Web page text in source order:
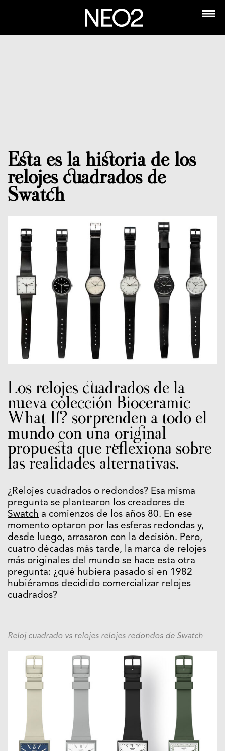
Esta es la historia de los
relojes cuadrados de
Swatch
Los relojes cuadrados de la
nueva colección Bioceramic
What If? sorprenden a todo el
mundo con una original
propuesta que reflexiona sobre
las realidades alternativas.
¿Relojes cuadrados o redondos? Esa misma
pregunta se plantearon los creadores de
Swatch a comienzos de los años 80. En ese
momento optaron por las esferas redondas y,
desde luego, arrasaron con la decisión. Pero,
cuatro décadas más tarde, la marca de relojes
más originales del mundo se hace esta otra
pregunta: ¿qué hubiera pasado si en 1982
hubiéramos decidido comercializar relojes
cuadrados?
Reloj cuadrado vs relojes relojes redondos de Swatch